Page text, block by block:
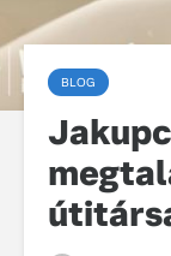
BLOG